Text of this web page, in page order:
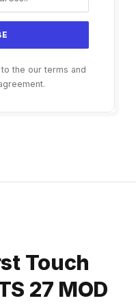
the our terms and
Touch
27 MOD